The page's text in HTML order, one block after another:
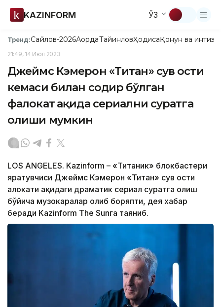
KAZINFORM ЎЗ
Тренд:Сайлов-2026АқордаТайинловҲодисаҚонун ва
21:49, 14 Июл 2023
Джеймс Кэмерон «Титан» сув ости
кемаси билан содир бўлган
фалокат ҳақида сериални суратга
олиши мумкин
LOS ANGELES. Kazinform – «Титаник» блокбастери
яратувчиси Джеймс Кэмерон «Титан» сув ости
ҳалокати ҳақидаги драматик сериал суратга олиш
бўйича музокаралар олиб боряпти, дея хабар
беради Kazinform The Sunга таяниб.